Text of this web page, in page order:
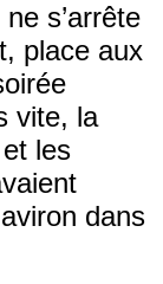
s’arrête
place aux
vite, la
les
dans